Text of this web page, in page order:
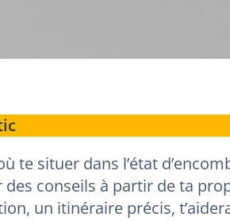
te situer dans l’état
des conseils à partir de ta
un itinéraire précis,